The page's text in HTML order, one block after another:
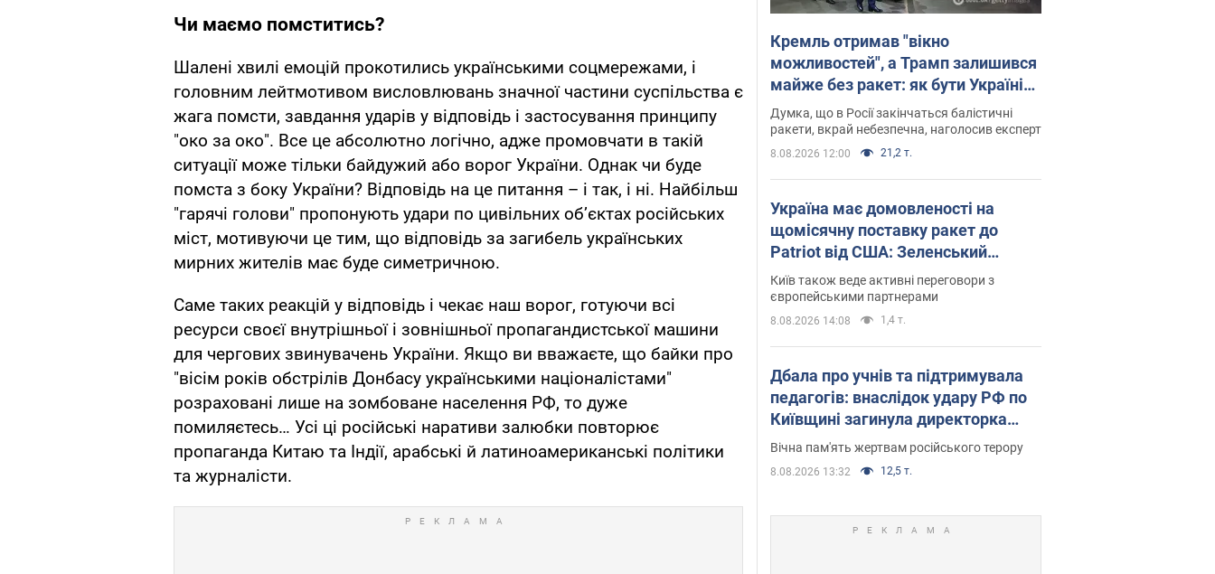
Чи маємо помститись?
Шалені хвилі емоцій прокотились українськими соцмережами, і
головним лейтмотивом висловлювань значної частини суспільства є
жага помсти, завдання ударів у відповідь і застосування принципу
"око за око". Все це абсолютно логічно, адже промовчати в такій
ситуації може тільки байдужий або ворог України. Однак чи буде
помста з боку України? Відповідь на це питання – і так, і ні. Найбільш
"гарячі голови" пропонують удари по цивільних об’єктах російських
міст, мотивуючи це тим, що відповідь за загибель українських
мирних жителів має буде симетричною.
Саме таких реакцій у відповідь і чекає наш ворог, готуючи всі
ресурси своєї внутрішньої і зовнішньої пропагандистської машини
для чергових звинувачень України. Якщо ви вважаєте, що байки про
"вісім років обстрілів Донбасу українськими націоналістами"
розраховані лише на зомбоване населення РФ, то дуже
помиляєтесь… Усі ці російські наративи залюбки повторює
пропаганда Китаю та Індії, арабські й латиноамериканські політики
та журналісти.
Кремль отримав "вікно
можливостей", а Трамп залишився
майже без ракет: як бути Україні?
Інтерв’ю з Мельником
Думка, що в Росії закінчаться балістичні
ракети, вкрай небезпечна, наголосив експерт
8.08.2026 12:00 21,2 т.
Україна має домовленості на
щомісячну поставку ракет до
Patriot від США: Зеленський
розкрив подробиці
Київ також веде активні переговори з
європейськими партнерами
8.08.2026 14:08 1,4 т.
Дбала про учнів та підтримувала
педагогів: внаслідок удару РФ по
Київщині загинула директорка
київського ліцею, її чоловік та онук
Вічна пам'ять жертвам російського терору
8.08.2026 13:32 12,5 т.